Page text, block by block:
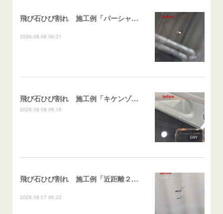
飛び石ひび割れ 施工例「パーシャル系・衝撃点範囲ハマカケ」エスティマ
2026.08.08 06:21
飛び石ひび割れ 施工例「キケンゾーン範囲・ストレートブレイク」フェアレディＺ
2026.08.08 06:16
飛び石ひび割れ 施工例「近距離２箇所・パーシャル系+ストレート系」CX-8
2026.08.07 06:32